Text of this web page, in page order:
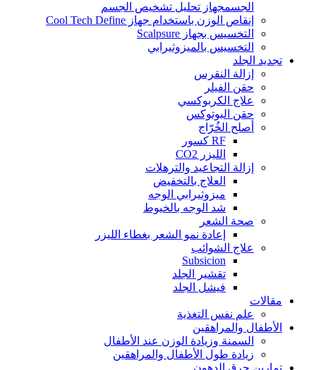
الجسمجهاز تحليل تشخيص الجسم
إنقاص الوزن باستخدام جهاز Cool Tech Define
التخسيس بجهاز Scalpsure
التخسيس بالميزوثيرابي
تجديد الجلد
إزالة النقرس
حقن الفيلر
علاج الكربوكسي
حقن البوتوكس
أصلح الخُرّاج
RF كسور
الليزر CO2
إزالة التجاعيد والترهلات
العلاج بالتخفيض
ميزوثيرابي الوجه
شد الوجه بالخيوط
صحة الشعر
إعادة نمو الشعر بغطاء الليزر
علاج الشوائب
Subsicion
تقشير الجلد
فيشل الجلد
مقالات
علم نفس التغذية
الأطفال والمراهقين
السمنة وزيادة الوزن عند الأطفال
زيادة طول الأطفال والمراهقين
تمارين حرق الدهون